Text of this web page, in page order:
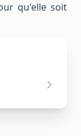
qu'elle soit